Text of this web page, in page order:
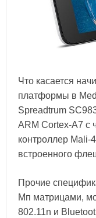
Что касается
платформы в
Spreadtrum
ARM Cortex-A7 с
контроллер Mali-
встроенного
Прочие
Мп матрицами,
802.11n и